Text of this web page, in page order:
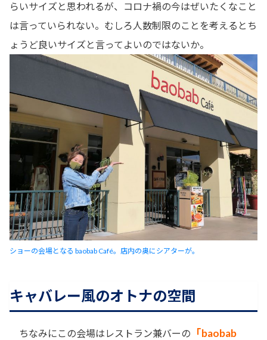
らいサイズと思われるが、コロナ禍の今はぜいたくなこと
は言っていられない。むしろ人数制限のことを考えるとち
ょうど良いサイズと言ってよいのではないか。
ショーの会場となる baobab Café。店内の奥にシアターが。
キャバレー風のオトナの空間
ちなみにこの会場はレストラン兼バーの
「baobab